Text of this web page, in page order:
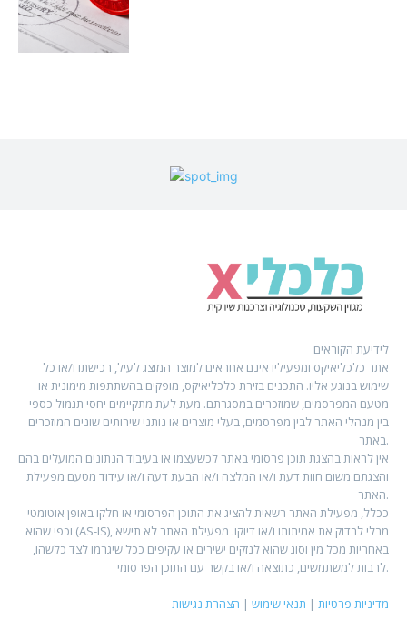
לידיעת הקוראים
אתר כלכליאיקס ומפעיליו אינם אחראים למוצר המוצג לעיל, רכישתו ו/או כל
שימוש בנוגע אליו. התכנים בזירת כלכליאיקס, מופקים בהשתתפות מימונית או
מטעם המפרסמים, שמוזכרים במסגרתם. מעת לעת מתקיימים יחסי תגמול כספי
בין מנהלי האתר לבין מפרסמים, בעלי מוצרים או נותני שירותים שונים המוזכרים
באתר.
אין לראות בהצגת תוכן פרסומי באתר לכשעצמו או בעיבוד הנתונים המועלים בהם
והצגתם משום חוות דעת ו/או המלצה ו/או הבעת דעה ו/או עידוד מטעם מפעילת
האתר.
ככלל, מפעילת האתר רשאית להציג את התוכן הפרסומי או חלקו באופן אוטומטי
וכפי שהוא (AS-IS), מבלי לבדוק את אמיתותו ו/או דיוקו. מפעילת האתר לא תישא
באחריות מכל מין וסוג שהוא לנזקים ישירים או עקיפים ככל שיגרמו לצד כלשהו,
לרבות למשתמשים, כתוצאה ו/או בקשר עם התוכן הפרסומי.
מדיניות פרטיות | תנאי שימוש | הצהרת נגישות